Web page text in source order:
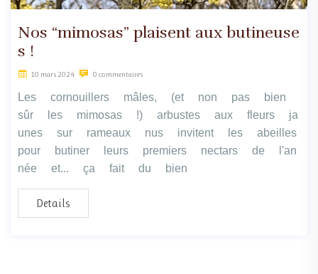
Nos “mimosas” plaisent aux butineuse
s !
10 mars 2024 0 commentaires
Les cornouillers mâles, (et non pas bien
sûr les mimosas !) arbustes aux fleurs ja
unes sur rameaux nus invitent les abeilles
pour butiner leurs premiers nectars de l'an
née et... ça fait du bien
Details